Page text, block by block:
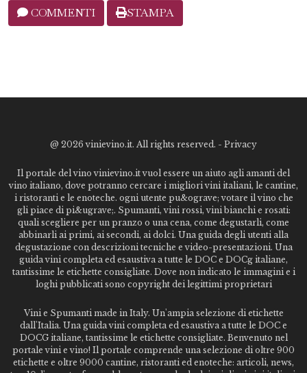
COMMENTI STAMPA
@ 2026 vinievino.it. All rights reserved. - Privacy
Il portale del vino vinievino.it vuol essere un aiuto agli amanti del
vino italiano, dove potranno cercare i migliori vini italiani, le cantine,
i ristoranti e le enoteche. ogni utente pu&ograve; votare il vino che
gli piace di pi&ugrave;. Spumanti, vini rossi, vini bianchi e rosati:
quali scegliere per un pranzo o una cena, come degustarli, come
abbinarli ai primi, ai secondi, ai dolci. Una guida degli utenti alla
degustazione con descrizioni tecniche e video-presentazioni. Una
guida vini completa ed esaustiva a tutte le DOC e DOCg italiane,
tantissime le etichette consigliate. Dove non indicato le immagini e i
loghi pubblicati sono copyright dei legittimi proprietari
Vini e Spumanti made in Italy. Un'ampia selezione di etichette
dall'Italia. Una guida vini completa ed esaustiva a tutte le DOC e
DOCG italiane, tantissime le etichette consigliate. Benvenuto nel
portale vini e vino! Il portale comprende una selezione di oltre 900
etichette e oltre 9000 cantine, ristoranti ed enoteche: articoli, news,